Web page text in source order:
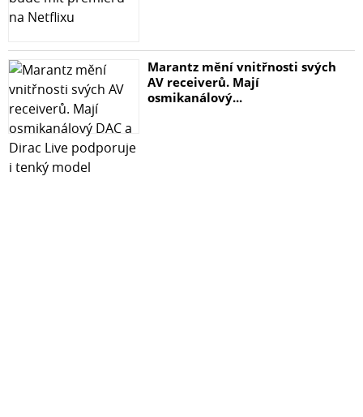
Marantz mění vnitřnosti svých
AV receiverů. Mají
osmikanálový...